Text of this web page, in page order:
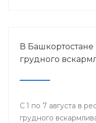
В
грудного
С 1 по 7 августа в
грудного